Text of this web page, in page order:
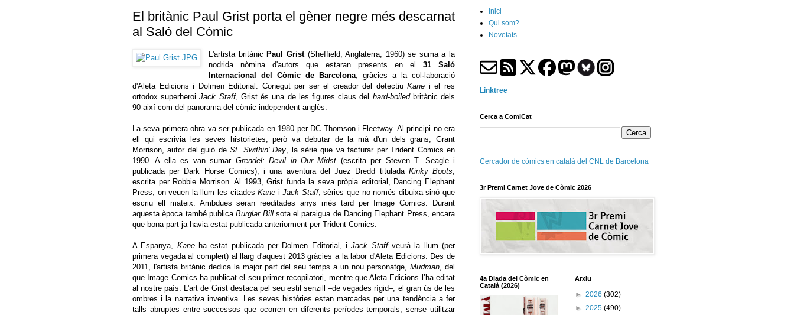
El britànic Paul Grist porta el gèner negre més descarnat
al Saló del Còmic
L'artista britànic Paul Grist(Sheffield, Anglaterra, 1960) se suma a la
nodrida nòmina d'autors que estaran presents en el31 Saló
Internacional del Còmic de Barcelona, gràcies a la col·laboració
d'Aleta Edicions i Dolmen Editorial. Conegut per ser el creador del detectiuKane i el res
ortodox superheroiJack Staff, Grist és una de les figures claus del hard-boiledbritànic dels
90 així com del panorama del còmic independent anglès.
La seva primera obra va ser publicada en 1980 per DC Thomson i Fleetway. Al principi no era
ell qui escrivia les seves historietes, però va debutar de la mà d'un dels grans, Grant
Morrison, autor del guió deSt. Swithin' Day, la sèrie que va facturar per Trident Comics en
1990. A ella es van sumar Grendel: Devil in Our Midst (escrita per Steven T. Seagle i
publicada per Dark Horse Comics), i una aventura del Juez Dredd titulada Kinky Boots,
escrita per Robbie Morrison. Al 1993, Grist funda la seva pròpia editorial, Dancing Elephant
Press, on veuen la llum les citadesKane iJack Staff, sèries que no només dibuixa sinó que
escriu ell mateix. Ambdues seran reeditades anys més tard per Image Comics. Durant
aquesta època també publicaBurglar Billsota el paraigua de Dancing Elephant Press, encara
que bona part ja havia estat publicada anteriorment per Trident Comics.
A Espanya, Kaneha estat publicada per Dolmen Editorial, iJack Staffveurà la llum (per
primera vegada al complert) al llarg d'aquest 2013 gràcies a la labor d'Aleta Edicions. Des de
2011, l'artista britànic dedica la major part del seu temps a un nou personatge, Mudman, del
que Image Comics ha publicat el seu primer recopilatori, mentre que Aleta Edicions l’ha editat
al nostre país. L'art de Grist destaca pel seu estil senzill –de vegades rígid–, el gran ús de les
ombres i la narrativa inventiva. Les seves històries estan marcades per una tendència a fer
talls abruptes entre successos que ocorren en diferents períodes temporals, sense utilitzar
Inici
Qui som?
Novetats
Linktree
Cerca a ComiCat
Cercador de còmics en català del CNL de Barcelona
3r Premi Carnet Jove de Còmic 2026
4a Diada del Còmic en
Català (2026)
Arxiu
► 2026 (302)
► 2025 (490)